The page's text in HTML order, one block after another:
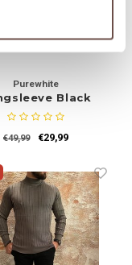
Purewhite
Black
€49,99 €29,99